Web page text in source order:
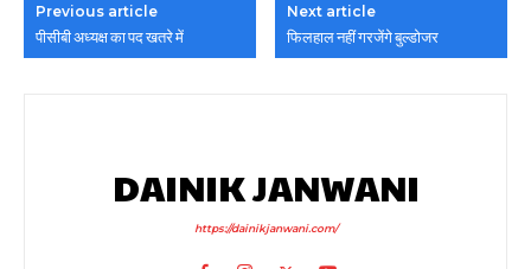
Previous article
पीसीबी अध्यक्ष का पद खतरे में
Next article
फिलहाल नहीं गरजेंगे बुल्डोजर
DAINIK JANWANI
https://dainikjanwani.com/